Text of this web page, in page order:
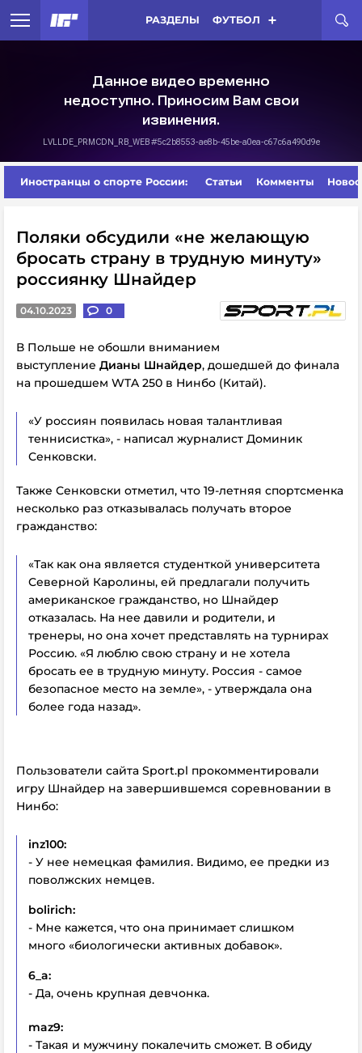
РАЗДЕЛЫ ФУТБОЛ
Иностранцы о спорте России: Статьи Комменты
Поляки обсудили «не желающую
бросать страну в трудную минуту»
россиянку Шнайдер
04.10.2023 0
В Польше не обошли вниманием
выступление Дианы Шнайдер, дошедшей до финала
на прошедшем WTA 250 в Нинбо (Китай).
«У россиян появилась новая талантливая
теннисистка», - написал журналист Доминик
Сенковски.
Также Сенковски отметил, что 19-летняя спортсменка
несколько раз отказывалась получать второе
гражданство:
«Так как она является студенткой университета
Северной Каролины, ей предлагали получить
американское гражданство, но Шнайдер
отказалась. На нее давили и родители, и
тренеры, но она хочет представлять на турнирах
Россию. «Я люблю свою страну и не хотела
бросать ее в трудную минуту. Россия - самое
безопасное место на земле», - утверждала она
более года назад».
Пользователи сайта Sport.pl прокомментировали
игру Шнайдер на завершившемся соревновании в
Нинбо:
inz100:
- У нее немецкая фамилия. Видимо, ее предки из
поволжских немцев.
bolirich:
- Мне кажется, что она принимает слишком
много «биологически активных добавок».
6_a:
- Да, очень крупная девчонка.
maz9:
- Такая и мужчину покалечить сможет. В обиду